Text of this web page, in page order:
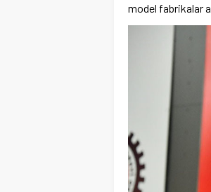
model fabrikalar